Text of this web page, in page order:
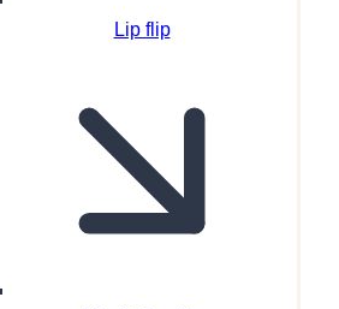
Lip flip